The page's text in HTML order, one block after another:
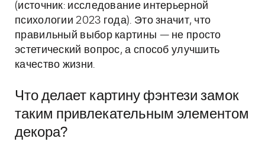
(источник: исследование интерьерной
психологии 2023 года). Это значит, что
правильный выбор картины — не просто
эстетический вопрос, а способ улучшить
качество жизни.
Что делает картину фэнтези замок
таким привлекательным элементом
декора?